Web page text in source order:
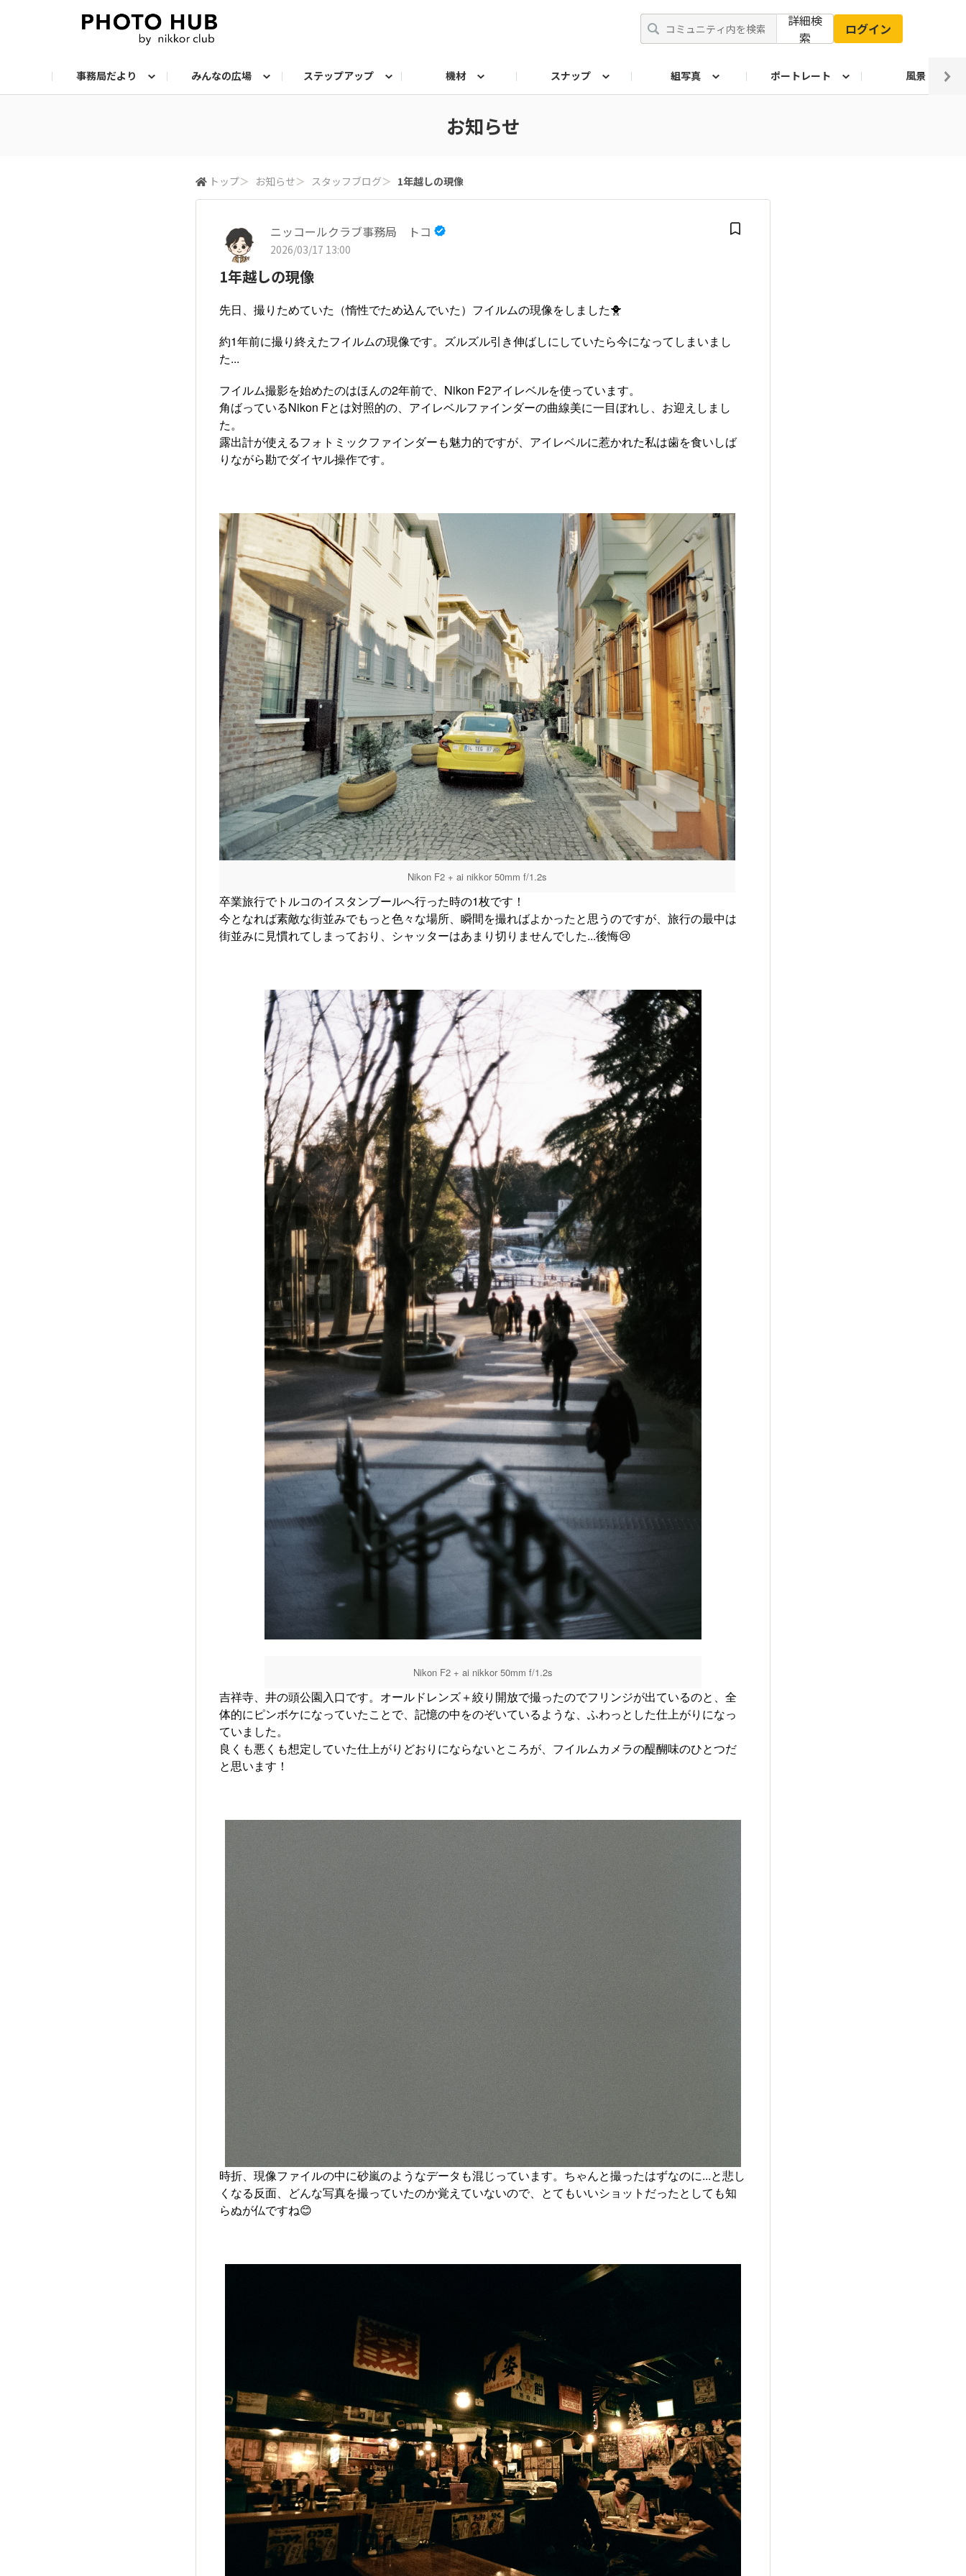
詳細検
索
ログイン
事務局だより みんなの広場 ステップアップ 機材 スナップ 組写真 ポートレート 風景
お知らせ
トップ＞ お知らせ＞ スタッフブログ＞ 1年越しの現像
ニッコールクラブ事務局 トコ
2026/03/17 13:00
1年越しの現像
先日、撮りためていた（惰性でため込んでいた）フイルムの現像をしました🐥
約1年前に撮り終えたフイルムの現像です。ズルズル引き伸ばしにしていたら今になってしまいまし
た...
フイルム撮影を始めたのはほんの2年前で、Nikon F2アイレベルを使っています。
角ばっているNikon Fとは対照的の、アイレベルファインダーの曲線美に一目ぼれし、お迎えしまし
た。
露出計が使えるフォトミックファインダーも魅力的ですが、アイレベルに惹かれた私は歯を食いしば
りながら勘でダイヤル操作です。
Nikon F2 + ai nikkor 50mm f/1.2s
卒業旅行でトルコのイスタンブールへ行った時の1枚です！
今となれば素敵な街並みでもっと色々な場所、瞬間を撮ればよかったと思うのですが、旅行の最中は
街並みに見慣れてしまっており、シャッターはあまり切りませんでした...後悔😢
Nikon F2 + ai nikkor 50mm f/1.2s
吉祥寺、井の頭公園入口です。オールドレンズ＋絞り開放で撮ったのでフリンジが出ているのと、全
体的にピンボケになっていたことで、記憶の中をのぞいているような、ふわっとした仕上がりになっ
ていました。
良くも悪くも想定していた仕上がりどおりにならないところが、フイルムカメラの醍醐味のひとつだ
と思います！
時折、現像ファイルの中に砂嵐のようなデータも混じっています。ちゃんと撮ったはずなのに...と悲し
くなる反面、どんな写真を撮っていたのか覚えていないので、とてもいいショットだったとしても知
らぬが仏ですね😊